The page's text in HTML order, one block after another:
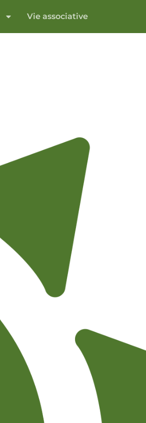
Vie associative